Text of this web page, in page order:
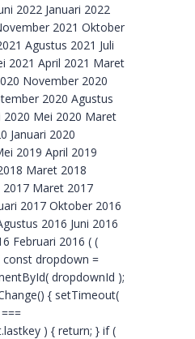
2022 Januari 2022
2021 Oktober
Agustus 2021 Juli
2021 April 2021 Maret
November 2020
2020 Agustus
2020 Mei 2020 Maret
Januari 2020
2019 April 2019
Maret 2018
Maret 2017
2017 Oktober 2016
2016 Juni 2016
Februari 2016 ( (
dropdown =
dropdownId );
{ setTimeout(
) { return; } if (